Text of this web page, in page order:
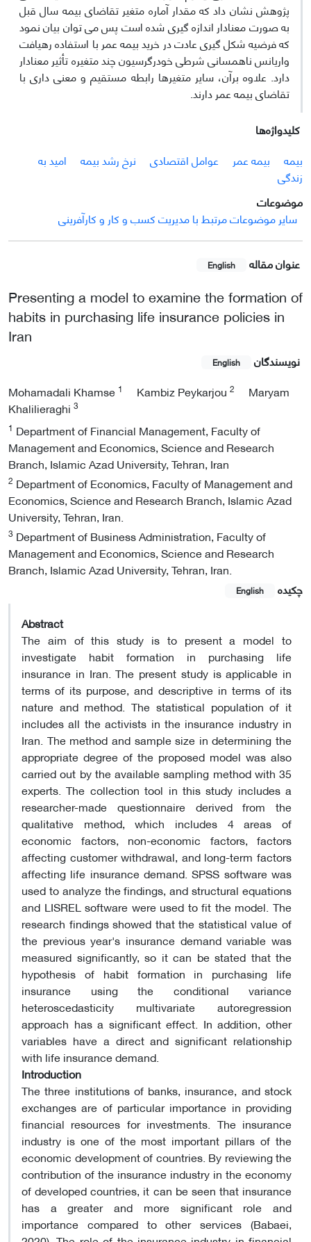
پژوهش نشان داد که مقدار آماره متغیر تقاضای بیمه سال قبل
به صورت معنادار اندازه گیری شده است پس می توان بیان نمود
که فرضیه شکل گیری عادت در خرید بیمه عمر با استفاده رهیافت
واریانس ناهمسانی شرطی خودرگرسیون چند متغیره تأثیر معنادار
دارد. علاوه برآن، سایر متغیرها رابطه مستقیم و معنی داری با
تقاضای بیمه عمر دارند.
کلیدواژه‌ها
بیمه
بیمه عمر عوامل اقتصادی نرخ رشد بیمه
امید به
زندگی
موضوعات
سایر موضوعات مرتبط با مدیریت کسب و کار و کارآفرینی
عنوان مقاله English
Presenting a model to examine the formation of
habits in purchasing life insurance policies in
Iran
نویسندگان English
Mohamadali Khamse 1 Kambiz Peykarjou 2
Maryam
Khalilieraghi 3
1 Department of Financial Management, Faculty of
Management and Economics, Science and Research
Branch, Islamic Azad University, Tehran, Iran
2 Department of Economics, Faculty of Management and
Economics, Science and Research Branch, Islamic Azad
University, Tehran, Iran.
3 Department of Business Administration, Faculty of
Management and Economics, Science and Research
Branch, Islamic Azad University, Tehran, Iran.
چکیده
English
Abstract
The aim of this study is to present a model to
investigate habit formation in purchasing life
insurance in Iran. The present study is applicable in
terms of its purpose, and descriptive in terms of its
nature and method. The statistical population of it
includes all the activists in the insurance industry in
Iran. The method and sample size in determining the
appropriate degree of the proposed model was also
carried out by the available sampling method with 35
experts. The collection tool in this study includes a
researcher-made questionnaire derived from the
qualitative method, which includes 4 areas of
economic factors, non-economic factors, factors
affecting customer withdrawal, and long-term factors
affecting life insurance demand. SPSS software was
used to analyze the findings, and structural equations
and LISREL software were used to fit the model. The
research findings showed that the statistical value of
the previous year's insurance demand variable was
measured significantly, so it can be stated that the
hypothesis of habit formation in purchasing life
insurance using the conditional variance
heteroscedasticity multivariate autoregression
approach has a significant effect. In addition, other
variables have a direct and significant relationship
with life insurance demand.
Introduction
The three institutions of banks, insurance, and stock
exchanges are of particular importance in providing
financial resources for investments. The insurance
industry is one of the most important pillars of the
economic development of countries. By reviewing the
contribution of the insurance industry in the economy
of developed countries, it can be seen that insurance
has a greater and more significant role and
importance compared to other services (Babaei,